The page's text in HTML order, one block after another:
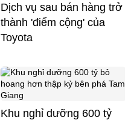
Dịch vụ sau bán hàng trở
thành 'điểm cộng' của
Toyota
Khu nghỉ dưỡng 600 tỷ